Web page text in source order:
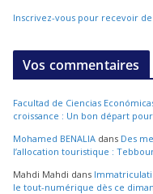
Inscrivez-vous pour recevoir
Vos commentaires
Facultad de Ciencias
croissance : Un bon départ pour
Mohamed BENALIA dans Des
l’allocation touristique :
Mahdi Mahdi dans
le tout-numérique dès ce